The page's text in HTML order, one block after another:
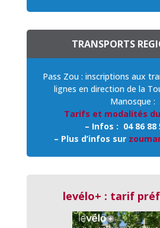
TRANSPORTS
Pass Zou : inscriptions aux
lignes en direction de la
Manosque :
Tarifs et modalités
– Infos : 04 86 88
– Plus d’infos sur
levélo+ : tarif